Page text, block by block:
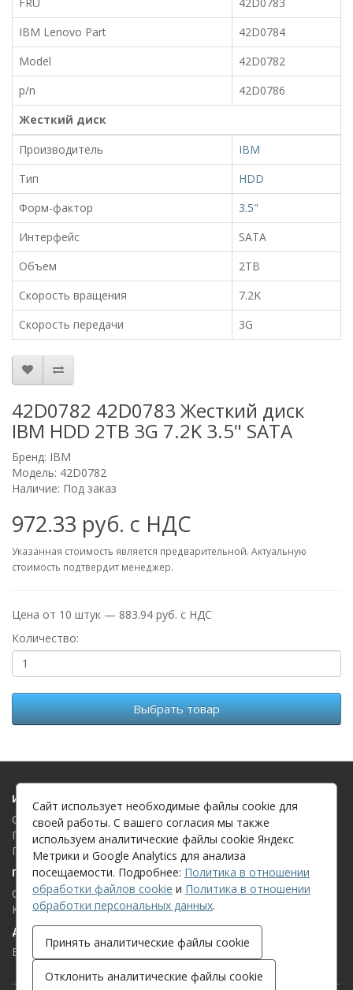
IBM Lenovo Part
42D0784
Model
42D0782
p/n
42D0786
Жесткий диск
Производитель
IBM
Тип
HDD
Форм-фактор
3.5"
Интерфейс
SATA
Объем
2TB
Скорость вращения
7.2K
Скорость передачи
3G
42D0782 42D0783 Жесткий диск
IBM HDD 2TB 3G 7.2K 3.5" SATA
Бренд: IBM
Модель: 42D0782
Наличие: Под заказ
972.33 руб. с НДС
Указанная стоимость является предварительной. Актуальную
стоимость подтвердит менеджер.
Цена от 10 штук — 883.94 руб. с НДС
Количество:
Выбрать товар
Информация
О компании
Политика в отношении обработки файлов cookie
Политика в отношении обработки персональных данных
Поддержка клиентов
Связаться с нами
Карта сайта
Дополнительно
Бренды
Сайт использует необходимые файлы cookie для
своей работы. С вашего согласия мы также
используем аналитические файлы cookie Яндекс
Метрики и Google Analytics для анализа
посещаемости. Подробнее: Политика в отношении
обработки файлов cookie и Политика в отношении
обработки персональных данных.
Принять аналитические файлы cookie
Отклонить аналитические файлы cookie